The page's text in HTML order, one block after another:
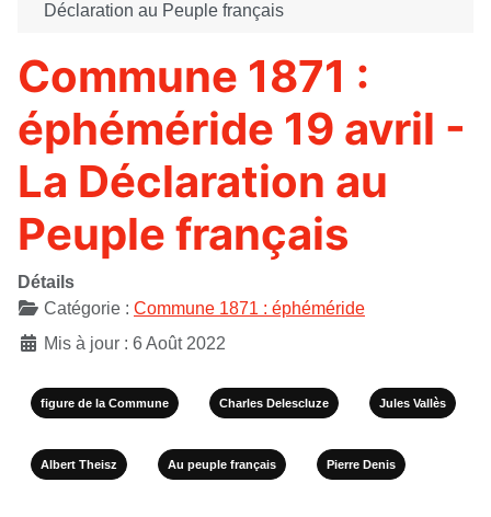
Déclaration au Peuple français
Commune 1871 :
éphéméride 19 avril -
La Déclaration au
Peuple français
Détails
Catégorie : Commune 1871 : éphéméride
Mis à jour : 6 Août 2022
figure de la Commune Charles Delescluze Jules Vallès
Albert Theisz Au peuple français Pierre Denis